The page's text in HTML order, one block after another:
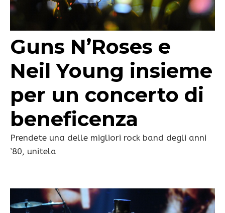
Guns N’Roses e
Neil Young insieme
per un concerto di
beneficenza
Prendete una delle migliori rock band degli anni
’80, unitela